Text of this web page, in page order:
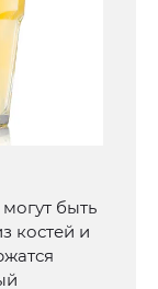
быть
костей и